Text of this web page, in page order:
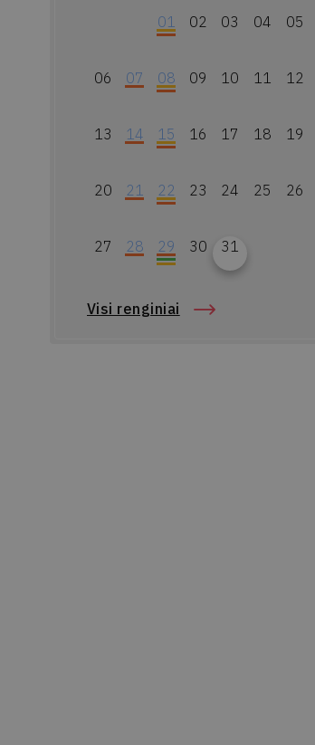
01 02 03 04 05
06 07 08 09 10 11 12
13 14 15 16 17 18 19
20 21 22 23 24 25 26
27 28 29 30 31
Visi renginiai